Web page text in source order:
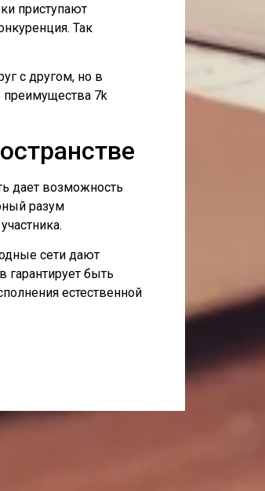
приступают
Так
с другом, но в
преимущества 7k
дает возможность
разум
сети дают
гарантирует быть
естественной